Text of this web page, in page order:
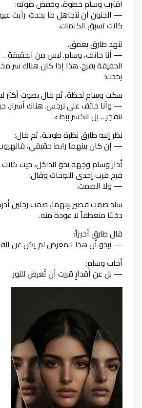
اقترب وسام خطوة، وخفض صوته:
— الجنون أن نتجاهل ما يحدث. رأيتَ
كانت تسبق الكلمات.
تنهد طارق بعمق.
— أنا خائف، وسام. ليس من
الحقيقة بفرح. هذا إذا كان هناك
يحدث!
سكت وسام لحظة، ثم قال بصوت أكثر
— وأنا خائف على نرجس. هناك أسرار،
تنفجر… بل تنكسر ببطء.
نظر إليه طارق نظرة طويلة، ثم قال:
— إن كان بينهما رابط حقيقي،
أدار وسام وجهه نحو الداخل، حيث
فرح قرب إحدى اللوحات وقال:
— ولا الصمت.
ساد صمت قصير بينهما، صمت رجلين
دخلتا منعطفاً لا عودة منه.
قال طارق أخيراً:
— يبدو أن هذا المعرض لم يكن عن
أجاب وسام:
— بل عن أقدارٍ قررت أن تُعرض للنور.